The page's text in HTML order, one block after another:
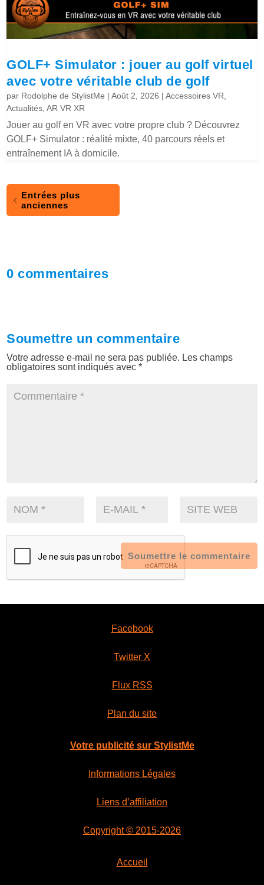
GOLF+ Simulator : jouer au golf virtuel
avec votre véritable club de golf
par Rodolphe de StylistMe |Août 2, 2026 |Accessoires VR
Actualités ,AR VR XR
Jouer au golf en VR avec votre propre club ? Découvrez
GOLF+ Simulator : réalité mixte, 40 parcours réels et
entraînement IA à domicile.
Entrées plus
anciennes
0 commentaires
Soumettre un commentaire
Votre adresse e-mail ne sera pas publiée. Les champs
obligatoires sont indiqués avec*
Soumettre le commentaire
Facebook
Twitter X
Flux RSS
Plan du site
Votre publicité sur StylistMe
Informations Légales
Liens d’affiliation
Copyright © 2015-2026
Accueil